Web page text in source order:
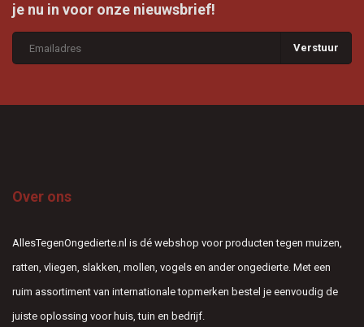
je nu in voor onze nieuwsbrief!
Verstuur
Over ons
AllesTegenOngedierte.nl is dé webshop voor producten tegen muizen,
ratten, vliegen, slakken, mollen, vogels en ander ongedierte. Met een
ruim assortiment van internationale topmerken bestel je eenvoudig de
juiste oplossing voor huis, tuin en bedrijf.